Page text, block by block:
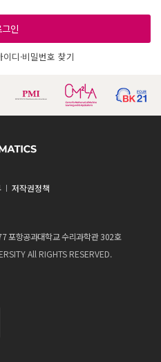
그인
이디·비밀번호 찾기
저작권정책
포항공과대학교 수리과학관 302호
All RIGHTS RESERVED.